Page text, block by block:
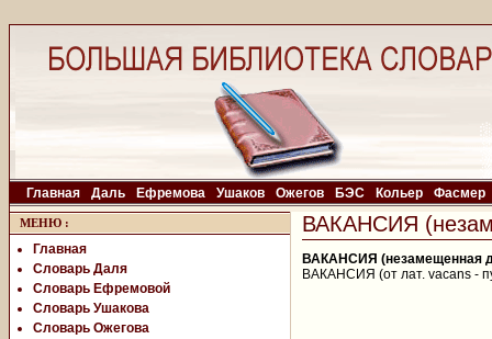
Главная Даль Ефремова Ушаков Ожегов БЭС Кольер Фасмер
МЕНЮ :
Главная
Словарь Даля
Словарь Ефремовой
Словарь Ушакова
Словарь Ожегова
ВАКАНСИЯ
ВАКАНСИЯ (незамещенная
ВАКАНСИЯ (от лат. vacans -